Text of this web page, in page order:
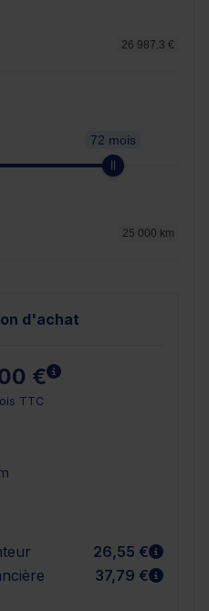
26 987.3 €
72 mois
25 000 km
d'achat
€ En savoir plus
TTC
26,55 €
En
37,79 € En